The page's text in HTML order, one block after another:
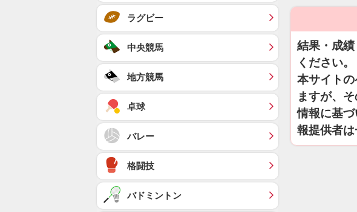
結果・成
ください。
本サイト
ますが、
情報に基
報提供者は
ラグビー
中央競馬
地方競馬
卓球
バレー
格闘技
バドミントン